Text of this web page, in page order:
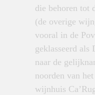
die behoren tot
(de overige
vooral in de
geklasseerd als
naar de
noorden van
wijnhuis